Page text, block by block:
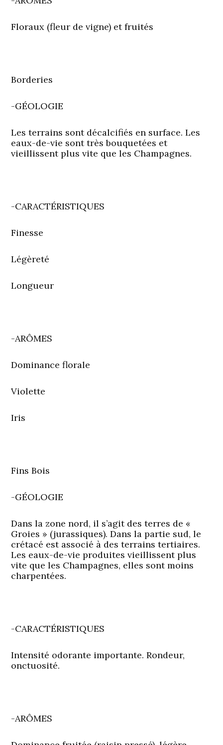
Floraux (fleur de vigne) et fruités
Borderies
-GÉOLOGIE
Les terrains sont décalcifiés en surface. Les
eaux-de-vie sont très bouquetées et
vieillissent plus vite que les Champagnes.
-CARACTÉRISTIQUES
Finesse
Légèreté
Longueur
-ARÔMES
Dominance florale
Violette
Iris
Fins Bois
-GÉOLOGIE
Dans la zone nord, il s’agit des terres de «
Groies » (jurassiques). Dans la partie sud, le
crétacé est associé à des terrains tertiaires.
Les eaux-de-vie produites vieillissent plus
vite que les Champagnes, elles sont moins
charpentées.
-CARACTÉRISTIQUES
Intensité odorante importante. Rondeur,
onctuosité.
-ARÔMES